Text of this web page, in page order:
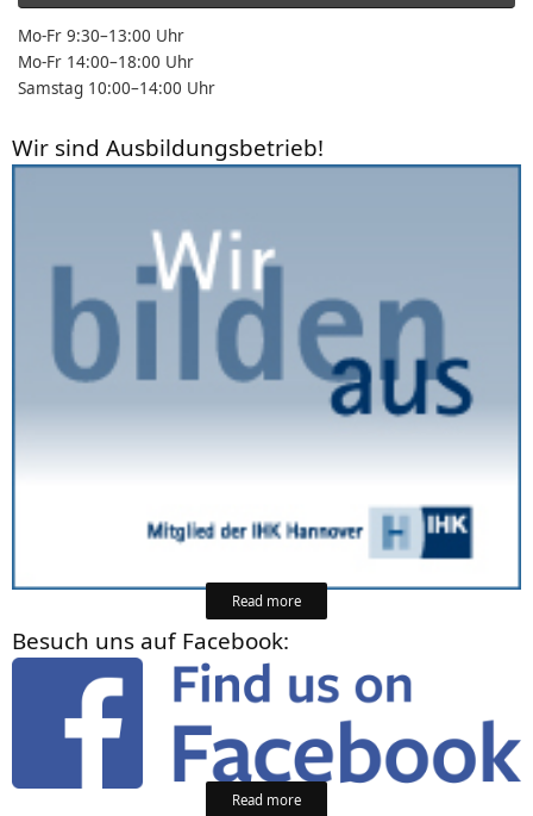
Mo-Fr 9:30–13:00 Uhr
Mo-Fr 14:00–18:00 Uhr
Samstag 10:00–14:00 Uhr
Wir sind Ausbildungsbetrieb!
Read more
Besuch uns auf Facebook:
Read more